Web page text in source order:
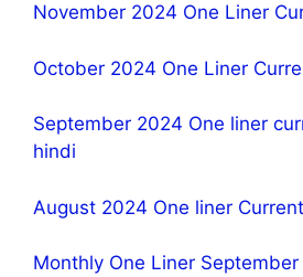
November 2024 One Liner
October 2024 One Liner
September 2024 One liner
hindi
August 2024 One liner
Monthly One Liner